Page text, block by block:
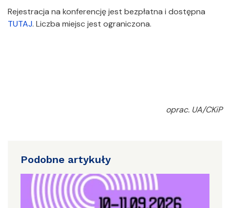
Rejestracja na konferencję jest bezpłatna i dostępna
TUTAJ. Liczba miejsc jest ograniczona.
oprac. UA/CKiP
Podobne artykuły